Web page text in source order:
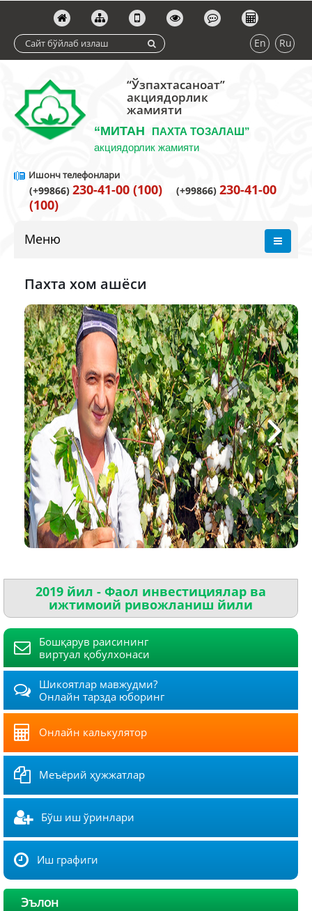
En Ru
“Ўзпахтасаноат”
акциядорлик
жамияти
“МИТАН
ПАХТА ТОЗАЛАШ”
акциядорлик жамияти
Ишонч телефонлари
(+99866) 230-41-00 (100) (+99866) 230-41-00
(100)
Меню
Пахта хом ашёси
2019 йил - Фаол инвестициялар ва
ижтимоий ривожланиш йили
Бошқарув раисининг
виртуал қобулхонаси
Шикоятлар мавжудми?
Онлайн тарзда юборинг
Онлайн калькулятор
Меъёрий ҳужжатлар
Бўш иш ўринлари
Иш графиги
Эълон